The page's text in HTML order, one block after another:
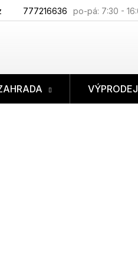
777216636
VÝPRODEJ